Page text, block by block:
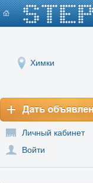
Химки
Личный кабинет
Войти